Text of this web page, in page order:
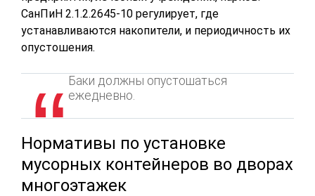
СанПиН 2.1.2.2645-10 регулирует, где
устанавливаются накопители, и периодичность их
опустошения.
Баки должны опустошаться
ежедневно.
Нормативы по установке
мусорных контейнеров во дворах
многоэтажек